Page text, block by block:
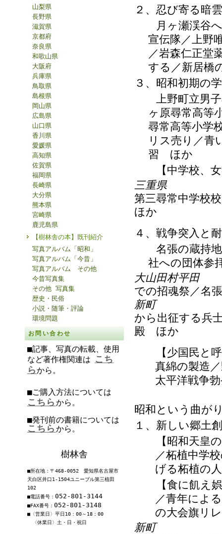
山梨県
長野県
滋賀県
京都府
奈良県
和歌山県
大阪府
兵庫県
鳥取県
島根県
岡山県
広島県
山口県
香川県
愛媛県
高知県
佐賀県
福岡県
長崎県
大分県
熊本県
宮崎県
鹿児島県
【樹林舎の本】既刊紹介
写真アルバム「昭和」
写真アルバム「今昔」
写真アルバム その他
今昔写真集
その他 写真集
歴史・民俗
小説・随筆・評論
環境問題
お問い合わせ
■記事、写真の転載、使用
など著作権関連は こち
らから。
■ご購入方法については
こちら から。
■発刊前の書籍については
こちら から。
樹林舎
■所在地：〒468-0052 愛知県名古屋市
天白区井口1-1504ユニーブル第三植田
102
■電話番号： 052-801-3144
■FAX番号： 052-801-3148
■〈営業日〉平日10：00～18：00
〈休業日〉土・日・祝日
２、忍び寄る暗
月ヶ瀬渓谷へ
宣伝隊／上野
／岩森仁正堂
する／新居橋
３、昭和初期の
上野町立男子
ヶ原尋常高等
尋常高等小学
リス売り／青
習 ほか
【中学校、女
三重県
第三尋常中学校
ほか
４、戦争突入と
名張の蔵持地
社への団体参
大山田村平田
での招魂祭／名
新町
から出征する兵
殿 ほか
【少国民と呼
真綿の製造
太平洋戦争
昭和という曲が
１、新しい郷土
【昭和天皇の
／柘植中学
げる柘植の
【食に飢え娯
／青年によ
の大会旗リ
新町